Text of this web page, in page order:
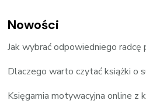
Nowości
Jak wybrać odpowiedniego radcę
Dlaczego warto czytać książki o
Księgarnia motywacyjna online z